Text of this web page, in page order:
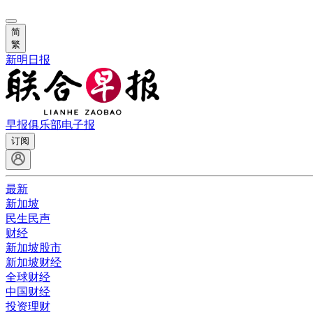
简
繁
新明日报
早报俱乐部电子报
订阅
最新
新加坡
民生民声
财经
新加坡股市
新加坡财经
全球财经
中国财经
投资理财